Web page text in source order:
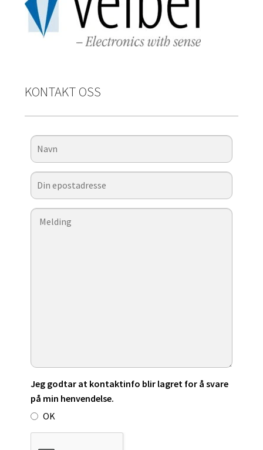
KONTAKT OSS
Jeg godtar at kontaktinfo blir lagret for å svare
på min henvendelse.
OK